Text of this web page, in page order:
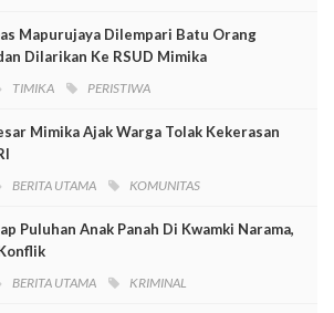
Mapurujaya Dilempari Batu Orang
Dilarikan Ke RSUD Mimika
TIMIKA PERISTIWA
Mimika Ajak Warga Tolak Kekerasan
BERITA UTAMA KOMUNITAS
Puluhan Anak Panah Di Kwamki Narama,
BERITA UTAMA KRIMINAL